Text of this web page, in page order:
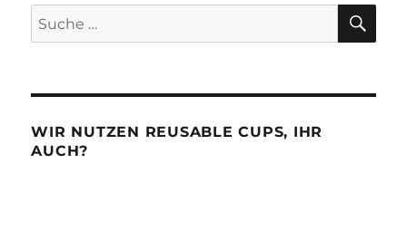
Suche
nach:
WIR NUTZEN REUSABLE CUPS, IHR
AUCH?